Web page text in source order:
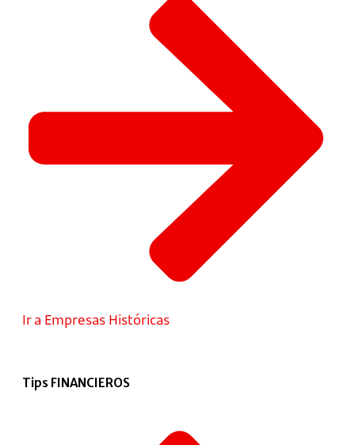
Ir a Empresas Históricas
Tips FINANCIEROS